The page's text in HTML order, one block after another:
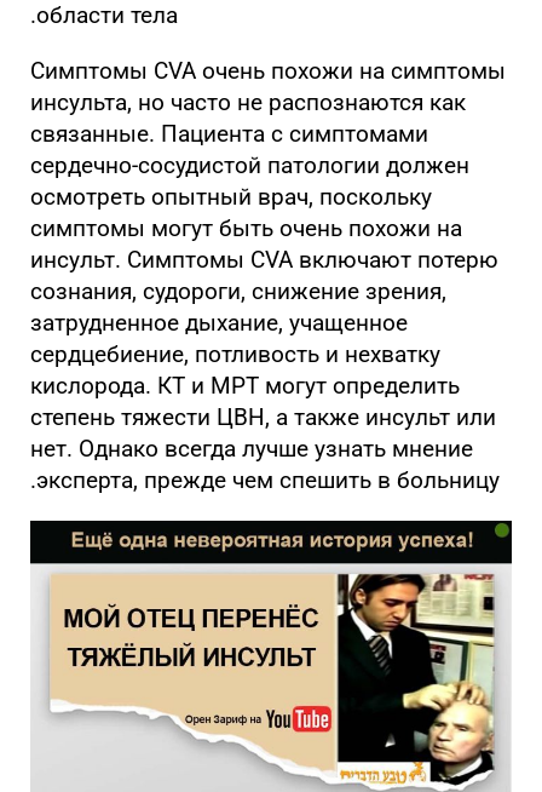
области тела.
Симптомы CVA очень похожи на симптомы
инсульта, но часто не распознаются как
связанные. Пациента с симптомами
сердечно-сосудистой патологии должен
осмотреть опытный врач, поскольку
симптомы могут быть очень похожи на
инсульт. Симптомы CVA включают потерю
сознания, судороги, снижение зрения,
затрудненное дыхание, учащенное
сердцебиение, потливость и нехватку
кислорода. КТ и МРТ могут определить
степень тяжести ЦВН, а также инсульт или
нет. Однако всегда лучше узнать мнение
эксперта, прежде чем спешить в больницу.